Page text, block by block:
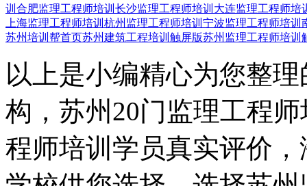
训 合肥监理工程师培训 长沙监理工程师培训 大连监理工程师培
上海监理工程师培训 杭州监理工程师培训 宁波监理工程师培训
苏州培训帮首页苏州建筑工程培训触屏版苏州监理工程师培训
以上是小编精心为您整
构，苏州20门监理工程
程师培训学员真实评价